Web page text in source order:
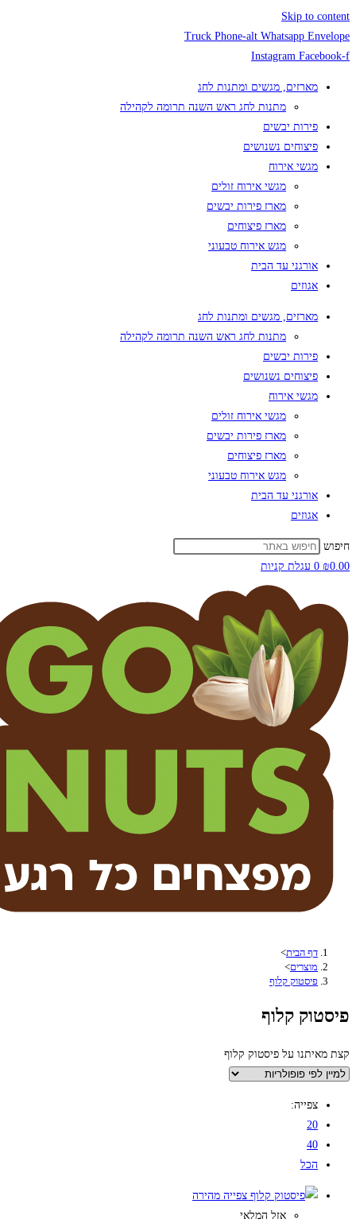
Skip to
Truck Phone-alt Whatsapp
Instagram
מארזים, מגשים ומתנות לחג
מתנות לחג ראש השנה תרומה לקהילה
פירות יבשים
פיצוחים נשנושים
מגשי אירוח
מגשי אירוח זולים
מארז פירות יבשים
מארז פיצוחים
מגש אירוח טבעוני
אורגני עד הבית
אגוזים
מארזים, מגשים ומתנות לחג
מתנות לחג ראש השנה תרומה לקהילה
פירות יבשים
פיצוחים נשנושים
מגשי אירוח
מגשי אירוח זולים
מארז פירות יבשים
מארז פיצוחים
מגש אירוח טבעוני
אורגני עד הבית
אגוזים
0 עגלת קניות
דף הבית >
מוצרים>
פיסטוק קלוף
קלוף
על פיסטוק קלוף
צפייה:
צפייה מהירה
אזל המלאי